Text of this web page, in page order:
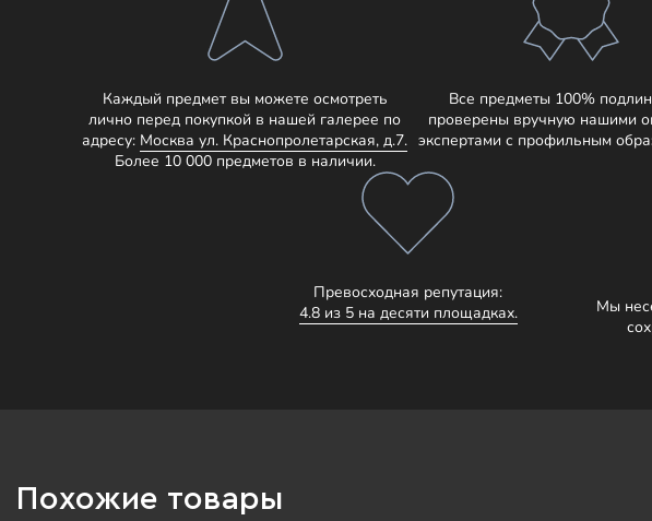
Каждый предмет вы можете осмотреть
лично перед покупкой в нашей галерее по
адресу: Москва ул. Краснопролетарская, д.7.
Более 10 000 предметов в наличии.
Все предметы 100%
проверены вручную нашими
экспертами с профильным
Превосходная репутация:
4.8 из 5 на десяти площадках.
Мы
Похожие товары